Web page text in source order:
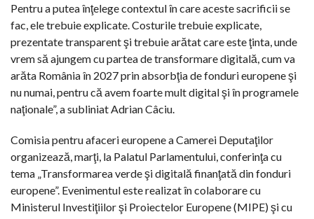
Pentru a putea înţelege contextul în care aceste sacrificii se
fac, ele trebuie explicate. Costurile trebuie explicate,
prezentate transparent şi trebuie arătat care este ţinta, unde
vrem să ajungem cu partea de transformare digitală, cum va
arăta România în 2027 prin absorbţia de fonduri europene şi
nu numai, pentru că avem foarte mult digital şi în programele
naţionale”, a subliniat Adrian Câciu.
Comisia pentru afaceri europene a Camerei Deputaţilor
organizează, marţi, la Palatul Parlamentului, conferinţa cu
tema „Transformarea verde şi digitală finanţată din fonduri
europene”. Evenimentul este realizat în colaborare cu
Ministerul Investiţiilor şi Proiectelor Europene (MIPE) şi cu